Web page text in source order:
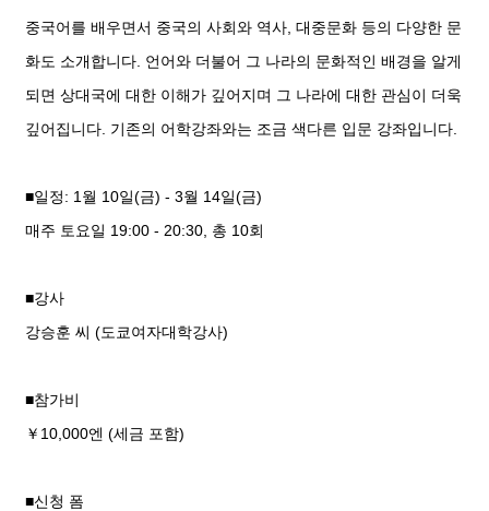
중국어를 배우면서 중국의 사회와 역사, 대중문화 등의 다양한 문
화도 소개합니다. 언어와 더불어 그 나라의 문화적인 배경을 알게
되면 상대국에 대한 이해가 깊어지며 그 나라에 대한 관심이 더욱
깊어집니다. 기존의 어학강좌와는 조금 색다른 입문 강좌입니다.
■일정: 1월 10일(금) - 3월 14일(금)
매주 토요일 19:00 - 20:30, 총 10회
■강사
강승훈 씨 (도쿄여자대학강사)
■참가비
￥10,000엔 (세금 포함)
■신청 폼